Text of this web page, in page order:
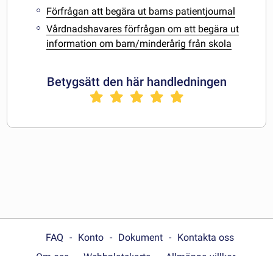
Förfrågan att begära ut barns patientjournal
Vårdnadshavares förfrågan om att begära ut
information om barn/minderårig från skola
Betygsätt den här handledningen
FAQ Konto Dokument
Kontakta oss